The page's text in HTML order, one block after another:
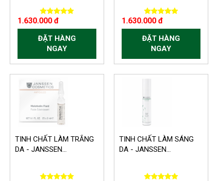
1.630.000 đ
ĐẶT HÀNG
NGAY
1.630.000 đ
ĐẶT HÀNG
NGAY
TINH CHẤT LÀM TRẮNG
DA - JANSSEN...
TINH CHẤT LÀM SÁNG
DA - JANSSEN...